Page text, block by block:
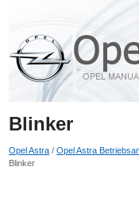
Blinker
Opel Astra /Opel Astra
Blinker